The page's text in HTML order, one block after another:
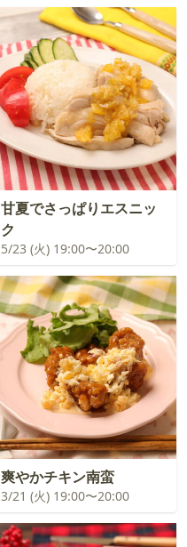
甘夏でさっぱりエスニッ
ク
5/23 (火) 19:00〜20:00
爽やかチキン南蛮
3/21 (火) 19:00〜20:00